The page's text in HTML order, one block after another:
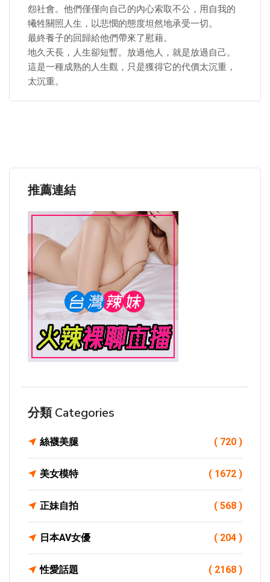
怨社會。他們僅僅向自己的內心索取不公，用自我的
犧牲關照人生，以悲憫的態度坦然地承受一切。
最終養子的回歸給他們帶來了慰藉。
地久天長，人生卻短暫。放過他人，就是放過自己。
這是一種成熟的人生觀，只是獲得它的代價太沉重，
太沉重。
推薦連結
分類 Categories
絲襪美腿 ( 720 )
美女模特 ( 1672 )
正妹自拍 ( 568 )
日本AV女優 ( 204 )
性愛話題 ( 2168 )